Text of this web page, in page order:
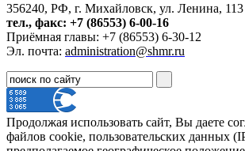
356240, РФ, г. Михайловск, ул. Ленина, 113
тел., факс: +7 (86553) 6-00-16
Приёмная главы: +7 (86553) 6-30-12
Эл. почта: administration@shmr.ru
Продолжая использовать сайт, Вы даете
файлов cookie, пользовательских данных